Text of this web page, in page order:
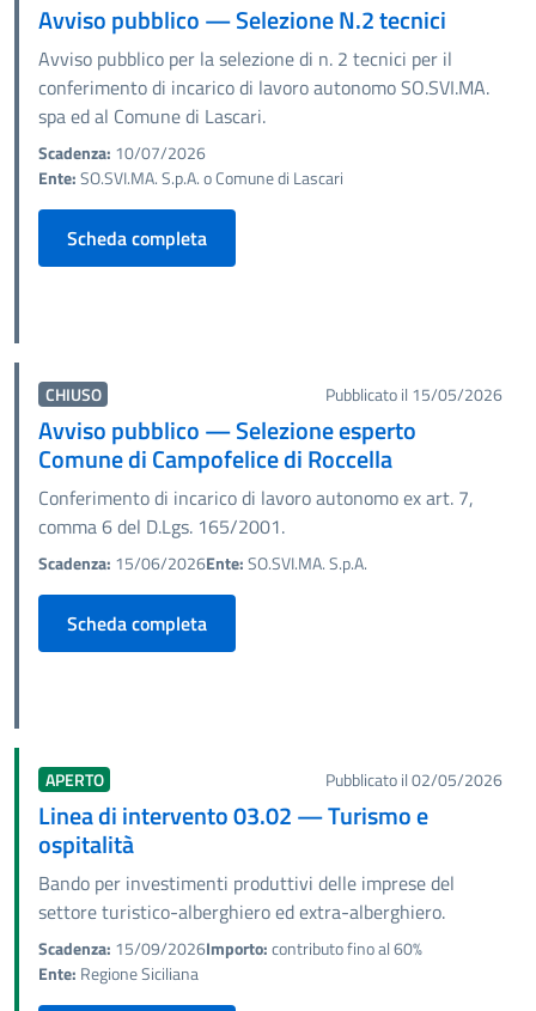
Avviso pubblico — Selezione N.2 tecnici
Avviso pubblico per la selezione di n. 2 tecnici per il
conferimento di incarico di lavoro autonomo SO.SVI.MA.
spa ed al Comune di Lascari.
Scadenza: 10/07/2026
Ente:SO.SVI.MA. S.p.A. o Comune di Lascari
Scheda completa
CHIUSO Pubblicato il 15/05/2026
Avviso pubblico — Selezione esperto
Comune di Campofelice di Roccella
Conferimento di incarico di lavoro autonomo ex art. 7,
comma 6 del D.Lgs. 165/2001.
Scadenza: 15/06/2026Ente:SO.SVI.MA. S.p.A.
Scheda completa
APERTO Pubblicato il 02/05/2026
Linea di intervento 03.02 — Turismo e
ospitalità
Bando per investimenti produttivi delle imprese del
settore turistico-alberghiero ed extra-alberghiero.
Scadenza: 15/09/2026Importo:contributo fino al 60%
Ente: Regione Siciliana